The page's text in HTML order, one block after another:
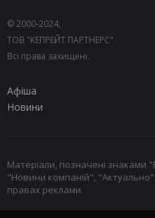
© 2000-2024,
ТОВ "КЕПРЕЙТ ПАРТНЕРС".
Всі права захищені.
Афіша
Новини
Матеріали, позначені знаками
"Новини компаній",
правах реклами.